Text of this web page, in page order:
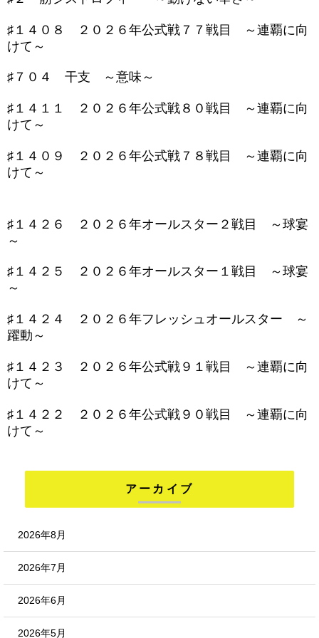
♯１４０８ ２０２６年公式戦７７戦目 ～連覇に向
けて～
♯７０４ 干支 ～意味～
♯１４１１ ２０２６年公式戦８０戦目 ～連覇に向
けて～
♯１４０９ ２０２６年公式戦７８戦目 ～連覇に向
けて～
♯１４２６ ２０２６年オールスター２戦目 ～球宴
～
♯１４２５ ２０２６年オールスター１戦目 ～球宴
～
♯１４２４ ２０２６年フレッシュオールスター ～
躍動～
♯１４２３ ２０２６年公式戦９１戦目 ～連覇に向
けて～
♯１４２２ ２０２６年公式戦９０戦目 ～連覇に向
けて～
アーカイブ
2026年8月
2026年7月
2026年6月
2026年5月